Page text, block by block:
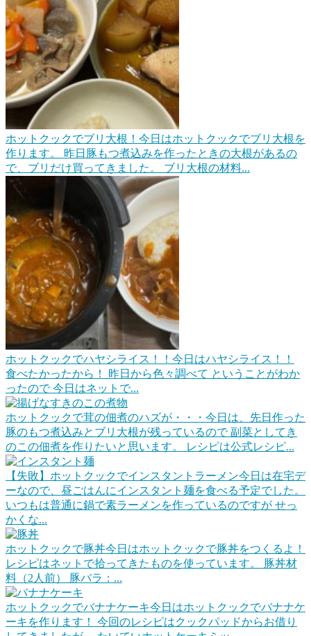
ホットクックでブリ大根！ 今日はホットクックでブリ大根を
作ります。 昨日豚もつ煮込みを作ったときの大根があるの
で、ブリだけ買ってきました。 ブリ大根の材料...
ホットクックでハヤシライス！！ 今日はハヤシライス！！
食べたかったから！ 昨日から色々調べて ということがわか
ったので 今日はネットで...
ホットクックで茸の佃煮のハズが・・・ 今日は、先日作った
豚のもつ煮込みとブリ大根が残っているので 副菜としてき
のこの佃煮を作りたいと思います。 レシピは公式レシピ...
【失敗】ホットクックでインスタントラーメン今日は在宅デ
ーなので、昼ごはんにインスタント麺を食べる予定でした。
いつもは普通に鍋で素ラーメンを作っているのですが せっ
かくな...
ホットクックで豚丼今日はホットクックで豚丼をつくるよ！
レシピはネットで拾ってきたものを使っています。 豚丼材
料（2人前） 豚バラ：...
ホットクックでバナナケーキ今日はホットクックでバナナケ
ーキを作ります！ 今回のレシピはクックパッドからお借り